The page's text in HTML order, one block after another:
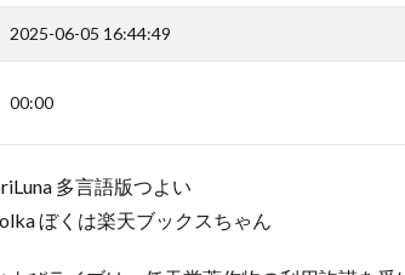
2025-06-05 16:44:49
00:00
多言語版つよい
ぼくは楽天ブックスちゃん